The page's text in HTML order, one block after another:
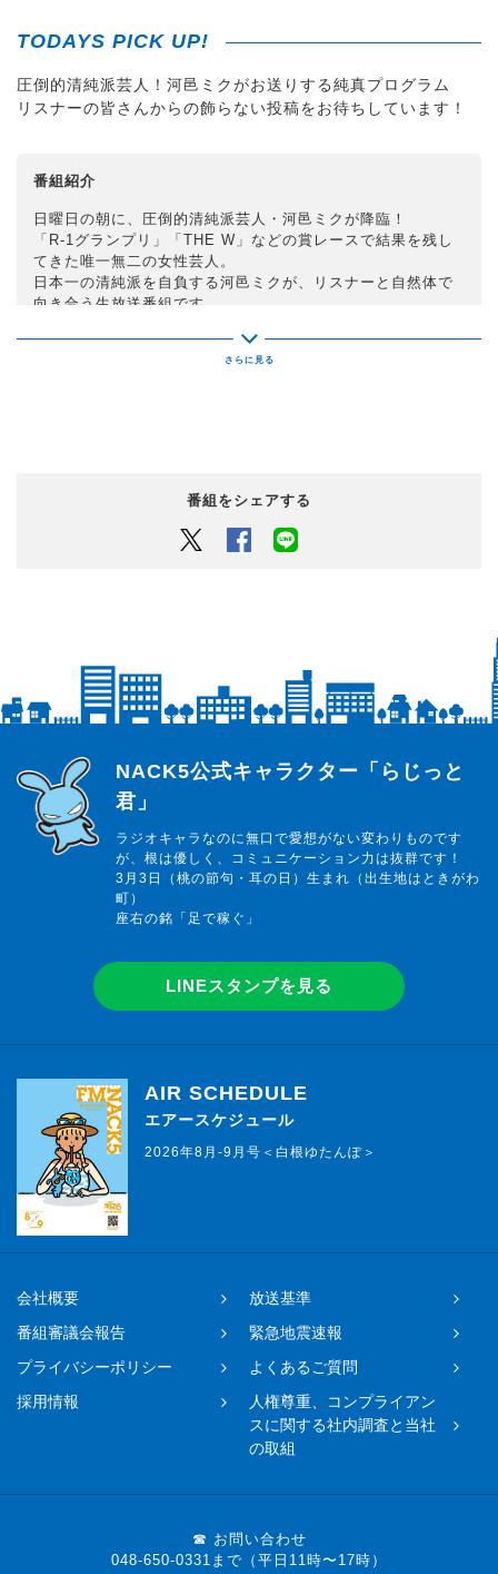
TODAYS PICK UP!
圧倒的清純派芸人！河邑ミクがお送りする純真プログラム
リスナーの皆さんからの飾らない投稿をお待ちしています！
番組紹介
日曜日の朝に、圧倒的清純派芸人・河邑ミクが降臨！
「R-1グランプリ」「THE W」などの賞レースで結果を残し
てきた唯一無二の女性芸人。
日本一の清純派を自負する河邑ミクが、リスナーと自然体で
向き合う生放送番組です。
日頃の喧噪を忘れ、清い心を取り戻し、明日からの英気を養
番組をシェアする
Twitter Facebook
らじっと君
NACK5公式キャラクター「らじっと
君」
ラジオキャラなのに無口で愛想がない変わりものです
が、根は優しく、コミュニケーション力は抜群です！
3月3日（桃の節句・耳の日）生まれ（出生地はときがわ
町）
座右の銘「足で稼ぐ」
LINEスタンプを見る
AIR SCHEDULE
エアースケジュール
2026年8月-9月号＜白根ゆたんぽ＞
会社概要
放送基準
番組審議会報告
緊急地震速報
プライバシーポリシー
よくあるご質問
採用情報
人権尊重、コンプライアン
スに関する社内調査と当社
の取組
☎ お問い合わせ
048-650-0331まで（平日11時〜17時）